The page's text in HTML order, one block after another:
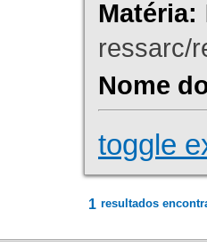
Matéria:
ressarc/
Nome
toggle
1 resultados